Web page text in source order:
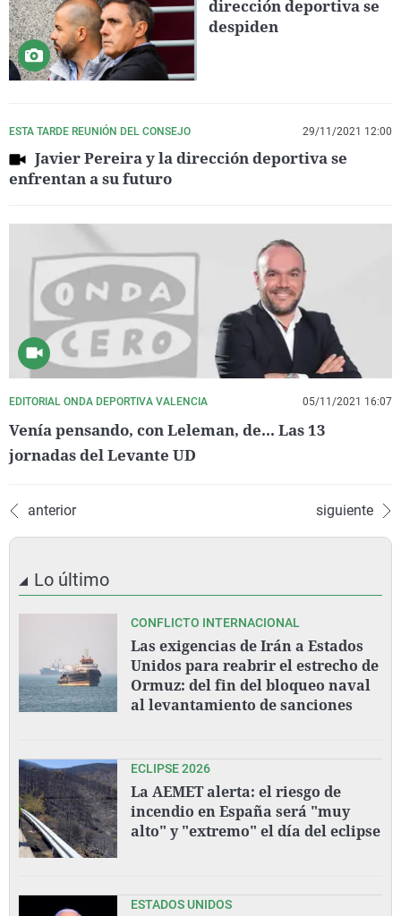
dirección deportiva se
despiden
ESTA TARDE REUNIÓN DEL CONSEJO 29/11/2021 12:00
Javier Pereira y la dirección deportiva se
enfrentan a su futuro
EDITORIAL ONDA DEPORTIVA VALENCIA 05/11/2021 16:07
Venía pensando, con Leleman, de... Las 13
jornadas del Levante UD
anterior siguiente
Lo último
CONFLICTO INTERNACIONAL
Las exigencias de Irán a Estados
Unidos para reabrir el estrecho de
Ormuz: del fin del bloqueo naval
al levantamiento de sanciones
ECLIPSE 2026
La AEMET alerta: el riesgo de
incendio en España será "muy
alto" y "extremo" el día del eclipse
ESTADOS UNIDOS